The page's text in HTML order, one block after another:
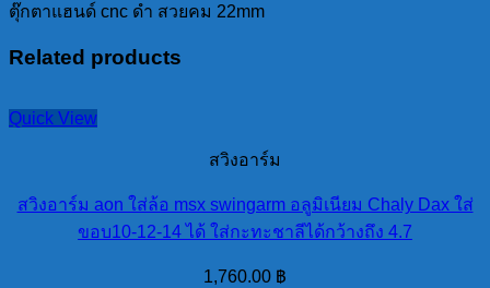
ตุ๊กตาแฮนด์ cnc ดำ สวยคม 22mm
Related products
Quick View
สวิงอาร์ม
สวิงอาร์ม aon ใส่ล้อ msx swingarm อลูมิเนียม Chaly Dax ใส่
ขอบ10-12-14 ได้ ใส่กะทะชาลีได้กว้างถึง 4.7
1,760.00 ฿